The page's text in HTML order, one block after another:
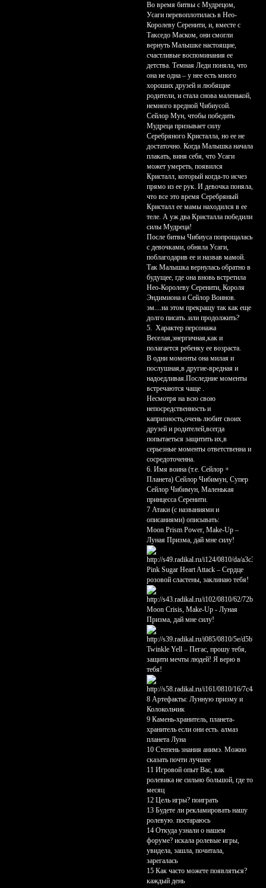
Во время битвы с Мудрецом,
Усаги перевоплотилась в Нео-
Королеву Серенити, и, вместе с
Такседо Маском, они смогли
вернуть Малышке настоящие,
счастливые воспоминания ее
детства. Темная Леди поняла, что
она не одна – у нее есть много
хороших друзей и любящие
родители, и стала снова маленькой,
немного вредной Чибиусой.
Сейлор Мун, чтобы победить
Мудреца призывает силу
Серебряного Кристалла, но ее не
достаточно. Когда Малышка начала
плакать, виня себя, что Усаги
может умереть, появился
Кристалл, который когда-то исчез
прямо из ее рук. И девочка поняла,
что все это время Серебряный
Кристалл ее мамы находился в ее
теле. А уж два Кристалла победили
силы Мудреца!
После битвы Чибиуса попрощалась
с девочками, обняла Усаги,
поблагодарив ее и назвав мамой.
Так Малышка вернулась обратно в
будущее, где она вновь встретила
Нео-Королеву Серенити, Короля
Эндимиона и Сейлор Воинов.
эм....на этом прекращу так как еще
долго писать..или продолжить?
5. Характер персонажа
Веселая,энергичная,как и
полагается ребенку ее возраста.
В одни моменты она милая и
послушная,в другие-вредная и
надоедливая.Последние моменты
встречаются чаще .
Несмотря на всю свою
непосредственность и
капризность,очень любит своих
друзей и родителей,всегда
попытаеться защитить их,в
серьезные моменты ответственна и
сосредоточенна.
6. Имя воина (т.е. Сейлор +
Планета) Сейлор Чибимун, Супер
Сейлор Чибимун, Маленькая
принцесса Серенити.
7 Атаки (с названиями и
описаниями) описывать:
Moon Prism Power, Make-Up –
Луная Призма, дай мне силу!
Pink Sugar Heart Attack – Сердце
розовой сластены, заклинаю тебя!
Moon Crisis, Make-Up - Луная
Призма, дай мне силу!
Twinkle Yell – Пегас, прошу тебя,
защити мечты людей! Я верю в
тебя!
8 Артефакты: Лунную призму и
Колокольчик
9 Камень-хранитель, планета-
хранитель если они есть. алмаз
планета Луна
10 Степень знания анимэ. Можно
сказать почти лучшее
11 Игровой опыт Вас, как
ролевика не сильно большой, где то
месяц
12 Цель игры? поиграть
13 Будете ли рекламировать нашу
ролевую. постараюсь
14 Откуда узнали о нашем
форуме? искала ролевые игры,
увидела, зашла, почитала,
зарегалась
15 Как часто можете появляться?
каждый день